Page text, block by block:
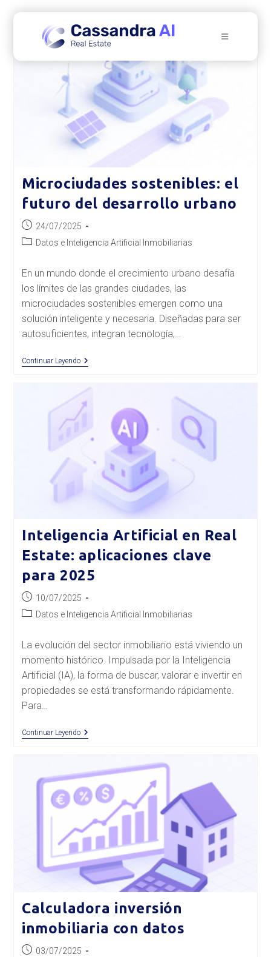
Microciudades sostenibles: el
futuro del desarrollo urbano
Publicación
de
24/07/2025
Categoría
entrada:
Datos e Inteligencia Artificial Inmobiliarias
En un mundo donde el crecimiento urbano desafía
los límites de las grandes ciudades, las
microciudades sostenibles emergen como una
solución inteligente y necesaria. Diseñadas para ser
autosuficientes, integran tecnología,…
Continuar LeyendoMicrociudades
Futuro
Del
Desarrollo
Inteligencia Artificial en Real
Estate: aplicaciones clave
para 2025
Publicación
de
10/07/2025
Categoría
la
entrada:
Datos e Inteligencia Artificial Inmobiliarias
La evolución del sector inmobiliario está viviendo un
momento histórico. Impulsada por la Inteligencia
Artificial (IA), la forma de buscar, valorar e invertir en
propiedades se está transformando rápidamente.
Para…
Continuar LeyendoInteligencia
Estate:
Aplicaciones
Clave
Para
Calculadora inversión
inmobiliaria con datos
Publicación
03/07/2025